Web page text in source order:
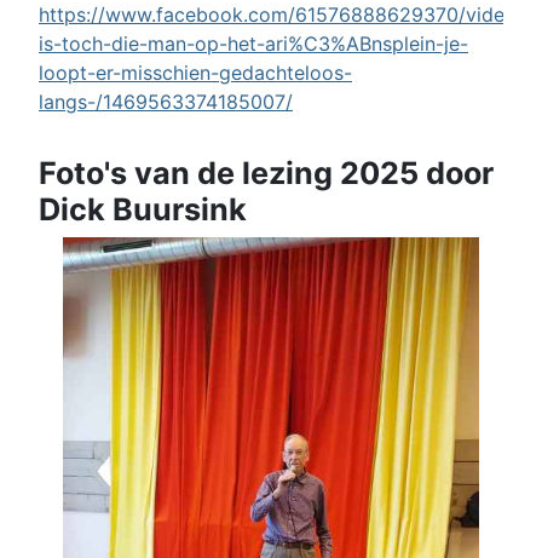
https://www.facebook.com/61576888629370/videos/
is-toch-die-man-op-het-ari%C3%ABnsplein-je-
loopt-er-misschien-gedachteloos-
langs-/1469563374185007/
Foto's van de lezing 2025 door
Dick Buursink